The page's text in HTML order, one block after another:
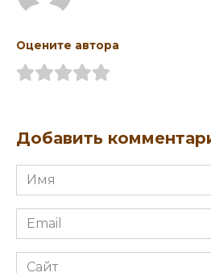
Оцените автора
Добавить
Имя
Email
Сайт